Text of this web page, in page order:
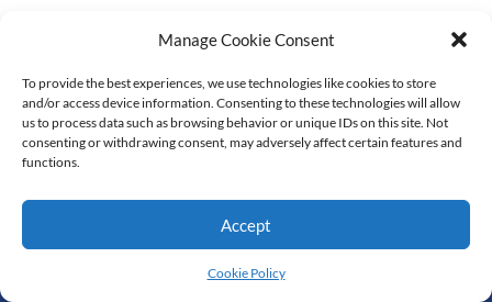
Manage Cookie Consent
To provide the best experiences, we use technologies like cookies to store
and/or access device information. Consenting to these technologies will allow
us to process data such as browsing behavior or unique IDs on this site. Not
consenting or withdrawing consent, may adversely affect certain features and
functions.
Accept
Cookie Policy
© All Rights Reserved